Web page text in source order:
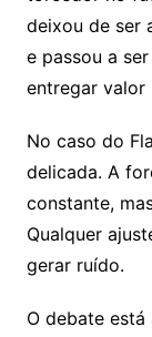
deixou de ser
e passou a
entregar valor
No caso do
delicada. A
constante,
Qualquer
gerar ruído.
O debate